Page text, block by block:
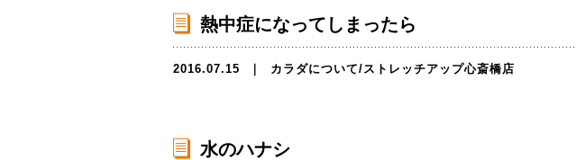
熱中症になってしまったら
2016.07.15 カラダについて/ストレッチアップ心斎橋店
水のハナシ